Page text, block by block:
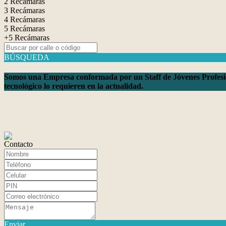
3 Recámaras
4 Recámaras
5 Recámaras
+5 Recámaras
BÚSQUEDA
Somos una Empresa conformada por un Staff de Jóvenes
tecnológico lo requieren en la actualidad.
Contacto